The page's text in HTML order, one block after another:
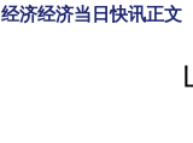
经济经济当日快讯正文